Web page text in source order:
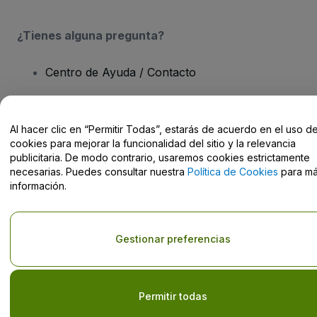
¿Tienes alguna pregunta?
Centro de Ayuda / Contacto
Derechos reservados © viagogo GmbH 2026 Datos de la Empresa
El uso de este sitio web constituye la aceptación de losTérminos y
Condiciones, de laPolítica de Privacidad, de laPolítica de Cookies
y de laPolítica de Privacidad para Móviles
privacidad
Al hacer clic en “Permitir Todas”, estarás de acuerdo en el uso
cookies para mejorar la funcionalidad del sitio y la relevancia
publicitaria. De modo contrario, usaremos cookies estrictamente
necesarias. Puedes consultar nuestra Política de Cookies para
información.
Permitir todas
Gestionar preferencias